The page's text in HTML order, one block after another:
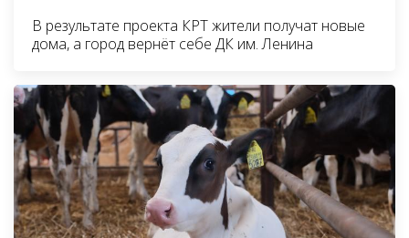
В результате проекта КРТ жители получат новые
дома, а город вернёт себе ДК им. Ленина